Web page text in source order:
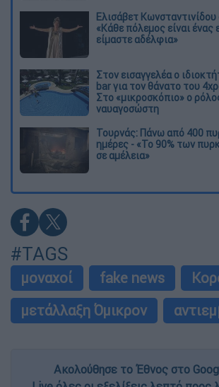
Ελισάβετ
«Κάθε πόλεμος είναι ένας
είμαστε αδέλφια»
Στον εισαγγελέα ο
bar για τον θάνατο του
Στο «μικροσκόπιο» ο
ναυαγοσώστη
Τουρνάς: Πάνω από 400
ημέρες - «Το 90% των
σε αμέλεια»
#TAGS
μοναχοί fake news
μετάλλαξη Όμικρον
Ακολούθησε το Έθνος στο